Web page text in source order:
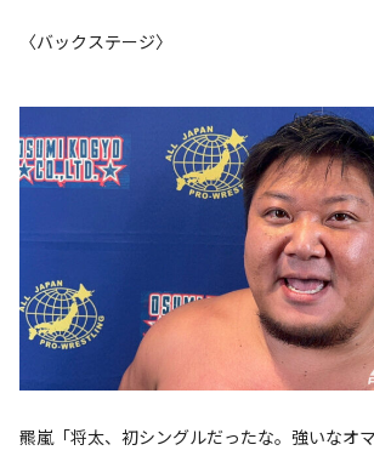
〈バックステージ〉
羆嵐「将太、初シングルだったな。強いなオ